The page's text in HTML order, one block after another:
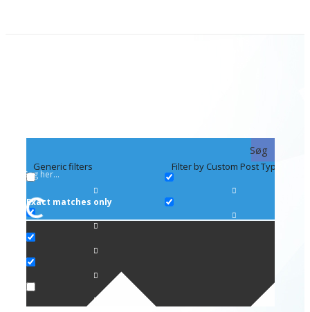
Søg
Generic filters
Exact matches only
Filter by Custom Post Type